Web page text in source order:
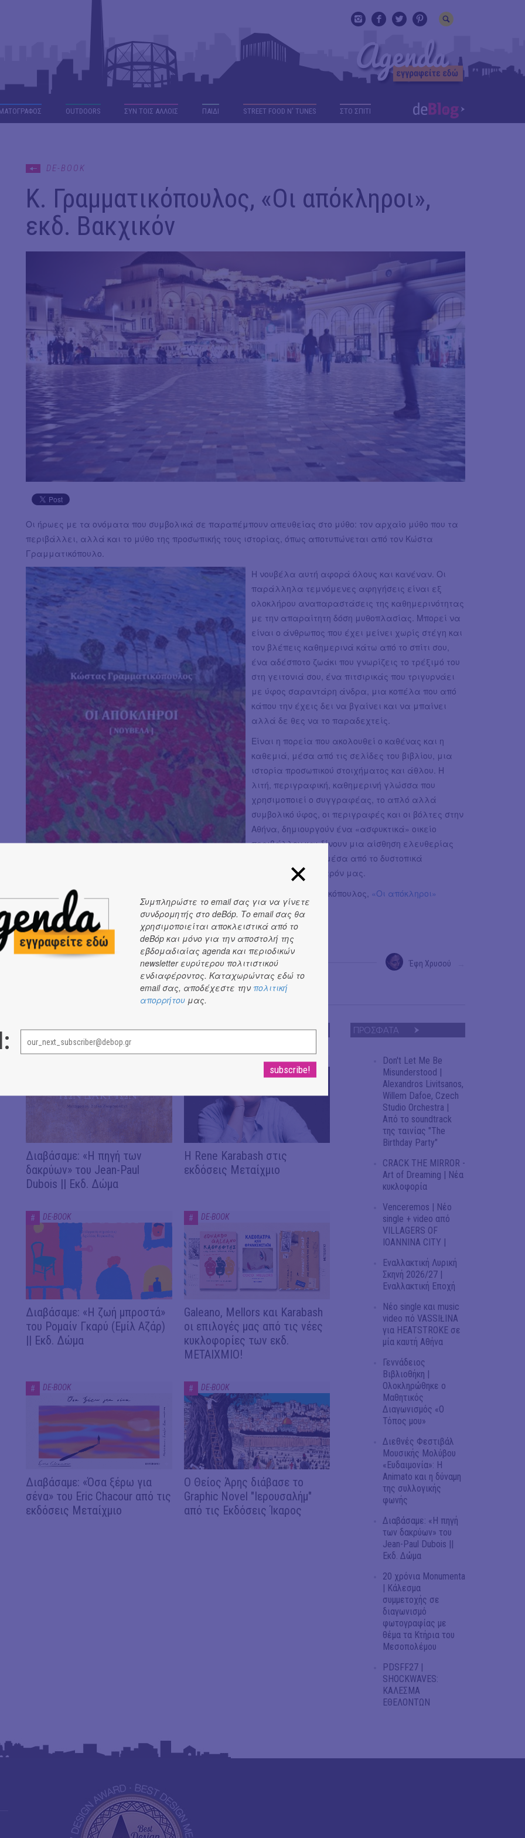
OUTDΟORS ΣΥΝ ΤΟΙΣ ΑΛΛΟΙΣ ΠΑΙΔΙ STREET FOOD N' TUNES ΣΤΟ ΣΠΙΤΙ
DE-BOOK
Κ. Γραμματικόπουλος, «Οι απόκληροι»,
εκδ. Βακχικόν
Οι ήρωες με τα ονόματα που συμβολικά σε παραπέμπουν απευθείας στο μύθο: τον αρχαίο μύθο που τα
περιβάλλει, αλλά και το μύθο της προσωπικής τους ιστορίας, όπως αποτυπώνεται από τον Κώστα
Γραμματικόπουλο.
Η νουβέλα αυτή αφορά όλους και κανέναν. Οι
παράλληλα τεμνόμενες αφηγήσεις είναι εξ
ολοκλήρου αναπαραστάσεις της καθημερινότητας
με την απαραίτητη δόση μυθοπλασίας. Μπορεί να
είναι ο άνθρωπος που έχει μείνει χωρίς στέγη και
τον βλέπεις καθημερινά κάτω από το σπίτι σου,
ένα αδέσποτο ζωάκι που γνωρίζεις το τρέξιμό του
στη γειτονιά σου, ένα πιτσιρικάς που τριγυρνάει
με ύφος σαραντάρη άνδρα, μια κοπέλα που από
κάπου την έχεις δει να βγαίνει και να μπαίνει
αλλά δε θες να το παραδεχτείς.
Είναι η πορεία που ακολουθεί ο καθένας και η
καθεμιά, μέσα από τις σελίδες του βιβλίου, μια
ιστορία προσωπικού στοιχήματος και άθλου. Η
λιτή, περιγραφική, καθημερινή γλώσσα που
χρησιμοποιεί ο συγγραφέας, το απλό αλλά
συμβολικό ύφος, οι περιγραφές και οι βόλτες στην
Αθήνα, δημιουργούν ένα «ασφυκτικά» οικείο
περιβάλλον και δίνουν μια αίσθηση ελευθερίας
και καθαρότητας μέσα από το δυστοπικά
διαμορφωμένο παρόν μας.
Κώστας Γραμματικόπουλος, «Οι απόκληροι»
ΕκδόσειςΒακχικόν
Αθήνα, Ιανουάριος 2017
Έφη Χρυσού
DE-BOOK
Διαβάσαμε: «Η πηγή των
δακρύων» του Jean-Paul
Dubois || Εκδ. Δώμα
Η Rene Karabash στις
εκδόσεις Μεταίχμιο
# DE-BOOK
Διαβάσαμε: «Η ζωή μπροστά»
του Ρομαίν Γκαρύ (Εμίλ Αζάρ)
|| Εκδ. Δώμα
# DE-BOOK
Galeano, Mellors και Karabash
οι επιλογές μας από τις νέες
κυκλοφορίες των εκδ.
ΜΕΤΑΙΧΜΙΟ!
# DE-BOOK
Διαβάσαμε: «Όσα ξέρω για
σένα» του Eric Chacour από τις
εκδόσεις Μεταίχμιο
# DE-BOOK
Ο Θείος Άρης διάβασε το
Graphic Novel "Ιερουσαλήμ"
από τις Εκδόσεις Ίκαρος
ΠΡΟΣΦΑΤΑ
Don't Let Me Be
Misunderstood |
Alexandros Livitsanos,
Willem Dafoe, Czech
Studio Orchestra |
Από το soundtrack
της ταινίας "The
Birthday Party"
CRACK THE MIRROR -
Art of Dreaming | Νέα
κυκλοφορία
Venceremos | Νέο
single + video από
VILLAGERS OF
IOANNINA CITY |
Εναλλακτική Λυρική
Σκηνή 2026/27 |
Εναλλακτική Εποχή
Νέο single και music
video πό VASSIŁINA
για HEATSTROKE σε
μία καυτή Αθήνα
Γεννάδειος
Βιβλιοθήκη |
Ολοκληρώθηκε ο
Μαθητικός
Διαγωνισμός «Ο
Τόπος μου»
Διεθνές Φεστιβάλ
Μουσικής Μολύβου
«Ευδαιμονία»: Η
Animato και η δύναμη
της συλλογικής
φωνής
Διαβάσαμε: «Η πηγή
των δακρύων» του
Jean-Paul Dubois ||
Εκδ. Δώμα
20 χρόνια Monumenta
| Κάλεσμα
συμμετοχής σε
διαγωνισμό
φωτογραφίας με
θέμα τα Κτήρια του
Μεσοπολέμου
PDSFF27 |
SHOCKWAVES:
ΚΑΛΕΣΜΑ
ΕΘΕΛΟΝΤΩΝ
Συμπληρώστε το email σας για να γίνετε
συνδρομητής στο deBόp. Το email σας θα
χρησιμοποιείται αποκλειστικά από το
deBόp και μόνο για την αποστολή της
εβδομαδιαίας agenda και περιοδικών
newsletter ευρύτερου πολιτιστικού
ενδιαφέροντος. Καταχωρώντας εδώ το
email σας, αποδέχεστε την πολιτική
απορρήτου μας.